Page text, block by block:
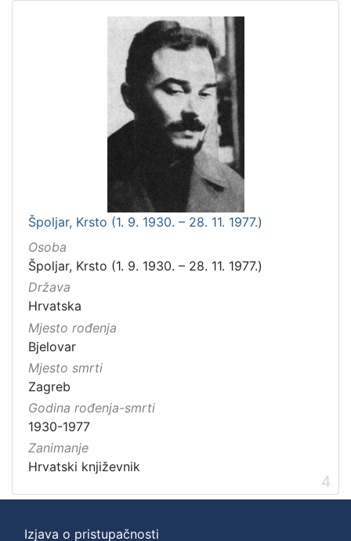
Špoljar, Krsto (1. 9. 1930. – 28. 11. 1977.)
Osoba
Špoljar, Krsto (1. 9. 1930. – 28. 11. 1977.)
Država
Hrvatska
Mjesto rođenja
Bjelovar
Mjesto smrti
Zagreb
Godina rođenja-smrti
1930-1977
Zanimanje
Hrvatski književnik
4
Izjava o pristupačnosti